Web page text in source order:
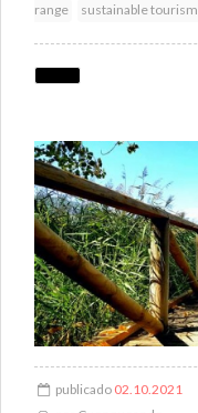
range
sustainable tourism
publicado 02.10.2021